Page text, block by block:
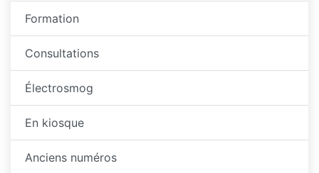
Formation
Consultations
Électrosmog
En kiosque
Anciens numéros